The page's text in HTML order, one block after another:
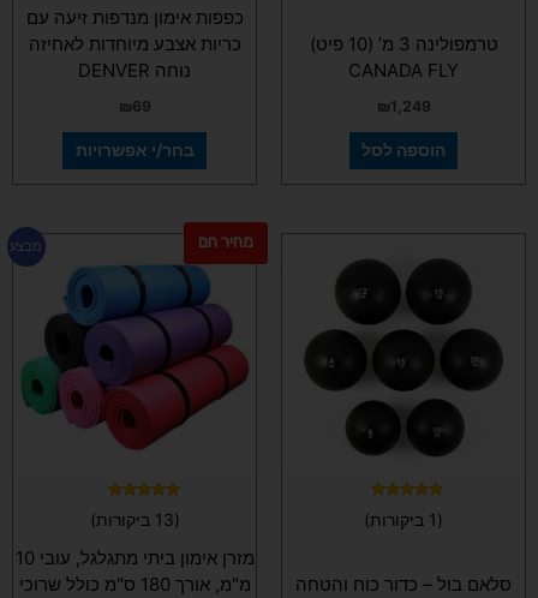
טרמפולינה 3 מ’ (10 פיט)
CANADA FLY
₪1,249
הוספה לסל
כפפות אימון מנדפות זיעה עם
כריות אצבע מיוחדות לאחיזה
נוחה DENVER
₪69
בחר/י אפשרויות
5.00
(1 ביקורות)
סלאם בול – כדור כוח והטחה
זה
מספר
סוגים.
ניתן
לבחור
האפשרויות
בעמוד
המוצר
מבצע מחיר חם
4.92
(13 ביקורות)
מזרן אימון ביתי מתגלגל, עובי 10
מ"מ, אורך 180 ס"מ כולל שרוכי
זה
מספר
סוגים.
ניתן
לבחור
את
האפשרויות
בעמוד
המוצר